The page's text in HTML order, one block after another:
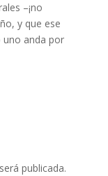
–¡no
y que ese
uno anda por
publicada.